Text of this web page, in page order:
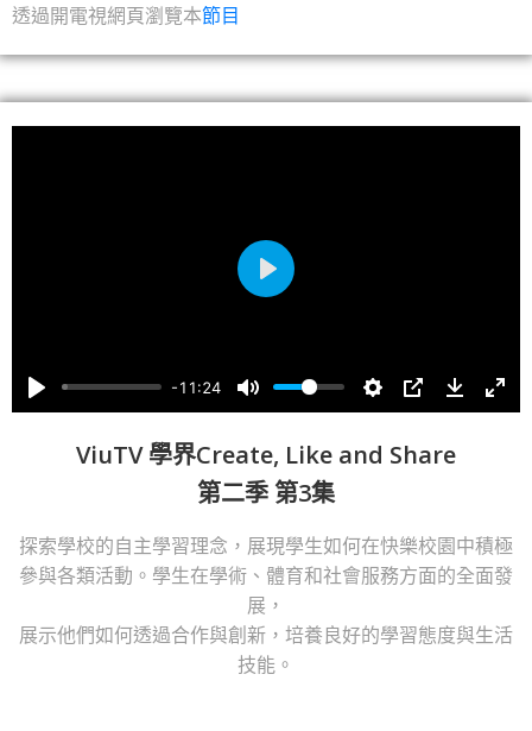
透過開電視網頁瀏覽本節目
-11:24
Play
ViuTV 學界Create, Like and Share
第二季 第3集
探索學校的自主學習理念，展現學生如何在快樂校園中積極
參與各類活動。學生在學術、體育和社會服務方面的全面發
展，
展示他們如何透過合作與創新，培養良好的學習態度與生活
技能。